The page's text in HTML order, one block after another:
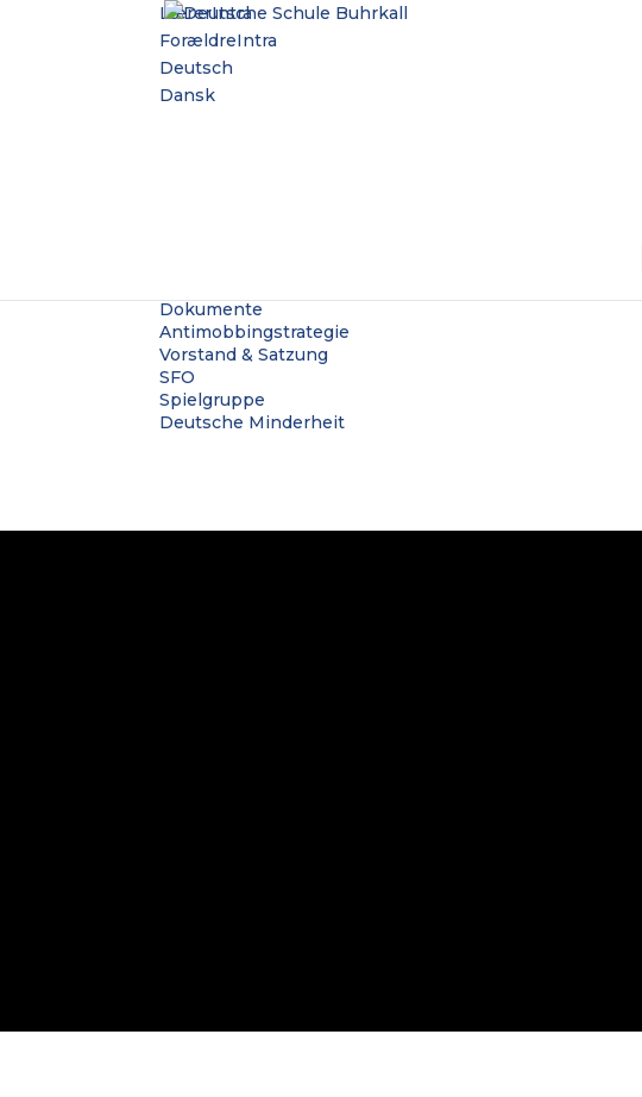
LærerIntra
ForældreIntra
Deutsch
Dansk
Dokumente
Antimobbingstrategie
Vorstand & Satzung
SFO
Spielgruppe
Deutsche Minderheit